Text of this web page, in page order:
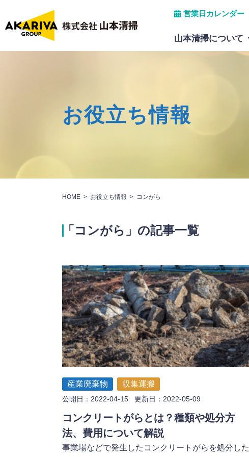
営業日カレンダー
山本清掃について
保有許可・所属団体
パソコンデータ破壊処分
お役立ち情報
HOME お役立ち情報 コンがら
「コンがら」の記事一覧
産業廃棄物 収集運搬
公開日：2022-04-15 更新日：2022-05-09
コンクリートがらとは？種類や処分方
法、費用について解説
事業場などで発生したコンクリートがらを処分した